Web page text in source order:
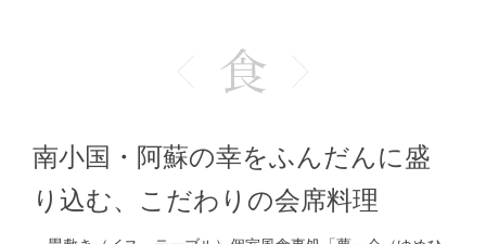
南小国・阿蘇の幸をふんだんに盛
り込む、こだわりの会席料理